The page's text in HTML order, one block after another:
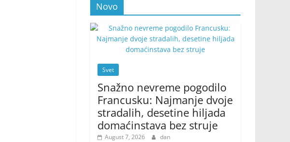
Novo
Svet
Snažno nevreme pogodilo
Francusku: Najmanje dvoje
stradalih, desetine hiljada
domaćinstava bez struje
August 7, 2026 dan